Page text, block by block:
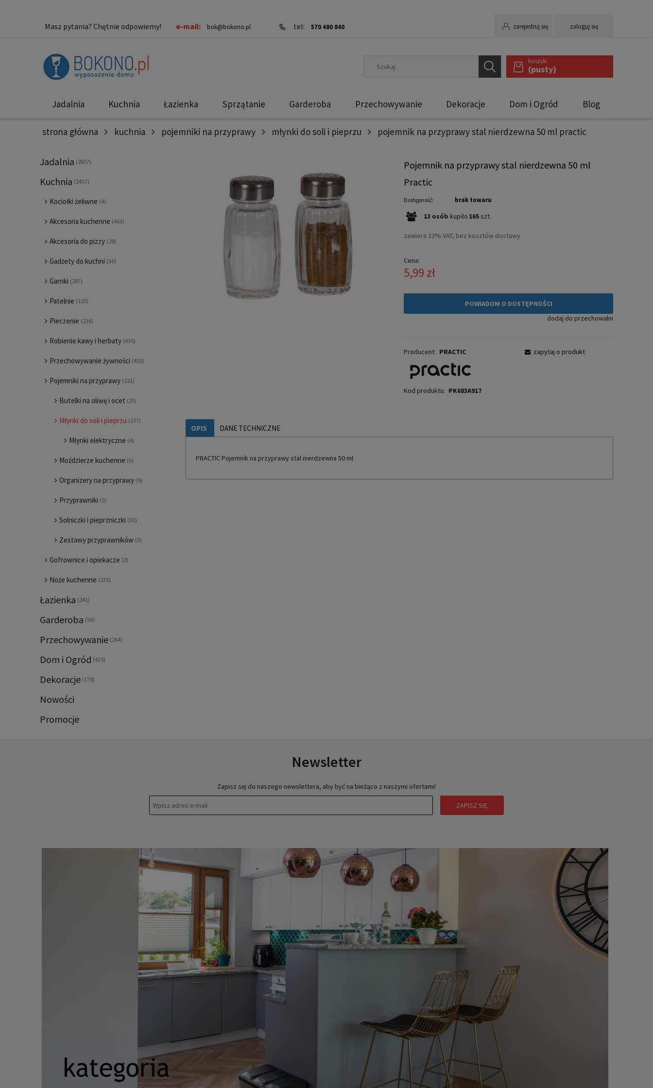
zarejestruj się zaloguj się
Masz pytania? Chętnie odpowiemy! e-mail: bok@bokono.pl tel: 570 480 840
koszyk:
(pusty)
Jadalnia Kuchnia Łazienka Sprzątanie Garderoba Przechowywanie Dekoracje Dom i Ogród Blog
Nowości Promocje
strona główna kuchnia pojemniki na przyprawy młynki do soli i pieprzu pojemnik na przyprawy stal nierdzewna 50 ml practic
Jadalnia (2637)
Kuchnia (2437)
Kociołki żeliwne (4)
Akcesoria kuchenne (463)
Akcesoria do pizzy (28)
Gadżety do kuchni (36)
Garnki (287)
Patelnie (123)
Pieczenie (216)
Robienie kawy i herbaty (430)
Przechowywanie żywności (403)
Pojemniki na przyprawy (221)
Butelki na oliwę i ocet (25)
Młynki do soli i pieprzu (137)
Młynki elektryczne (4)
Moździerze kuchenne (6)
Organizery na przyprawy (9)
Przyprawniki (5)
Solniczki i pieprzniczki (33)
Zestawy przyprawników (6)
Gofrownice i opiekacze (2)
Noże kuchenne (273)
Łazienka (241)
Garderoba (50)
Przechowywanie (264)
Dom i Ogród (435)
Dekoracje (178)
Nowości
Promocje
Pojemnik na przyprawy stal nierdzewna 50 ml
Practic
Dostępność: brak towaru
13 osób kupiło 165 szt.
zawiera 23% VAT, bez kosztów dostawy
Cena:
5,99 zł
POWIADOM O DOSTĘPNOŚCI
dodaj do przechowalni
Producent: PRACTIC
Kod produktu: PK683A917
zapytaj o produkt
OPIS DANE TECHNICZNE
PRACTIC Pojemnik na przyprawy stal nierdzewna 50 ml
Newsletter
Zapisz się do naszego newslettera, aby być na bieżąco z naszymi ofertami!
ZAPISZ SIĘ